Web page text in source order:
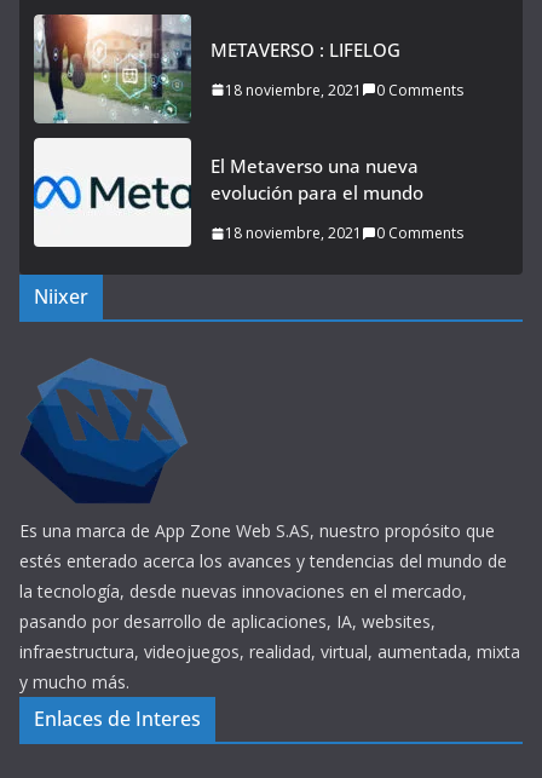
METAVERSO : LIFELOG
18 noviembre, 2021 0 Comments
El Metaverso una nueva
evolución para el mundo
18 noviembre, 2021 0 Comments
Niixer
Es una marca de App Zone Web S.AS, nuestro propósito que
estés enterado acerca los avances y tendencias del mundo de
la tecnología, desde nuevas innovaciones en el mercado,
pasando por desarrollo de aplicaciones, IA, websites,
infraestructura, videojuegos, realidad, virtual, aumentada, mixta
y mucho más.
Enlaces de Interes